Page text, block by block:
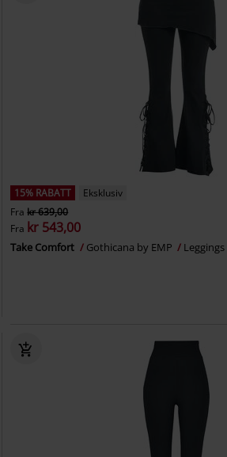
15% RABATT
Eksklusiv
Frakr 639,00
Fra kr 543,00
Take Comfort Gothicana by EMP Leggings